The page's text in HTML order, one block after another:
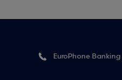
EuroPhone Banking